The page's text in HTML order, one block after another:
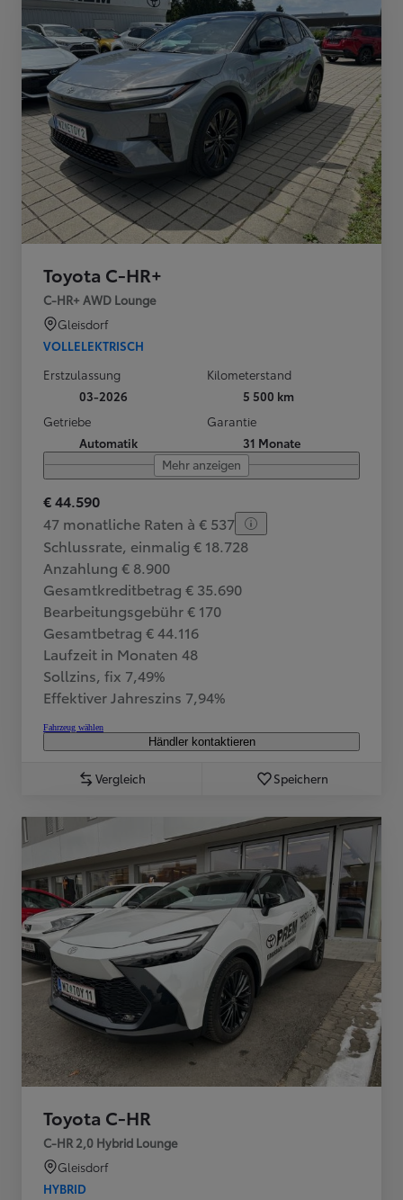
Toyota C-HR+
C-HR+ AWD Lounge
Gleisdorf
VOLLELEKTRISCH
Erstzulassung
03-2026
Kilometerstand
5 500 km
Getriebe
Automatik
Garantie
31 Monate
Mehr anzeigen
€ 44.590
47 monatliche Raten à € 537
Schlussrate, einmalig € 18.728
Anzahlung € 8.900
Gesamtkreditbetrag € 35.690
Bearbeitungsgebühr € 170
Gesamtbetrag € 44.116
Laufzeit in Monaten 48
Sollzins, fix 7,49%
Effektiver Jahreszins 7,94%
Fahrzeug wählen
Händler kontaktieren
Vergleich Speichern
Toyota C-HR
C-HR 2,0 Hybrid Lounge
Gleisdorf
HYBRID